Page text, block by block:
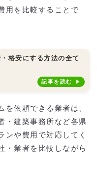
用を比較することで
格安にする方法の全て
記事を読む
を依頼できる業者は、
・建築事務所など各県
ンや費用で対応してく
・業者を比較しながら